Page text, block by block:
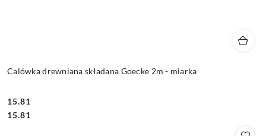
Calówka drewniana składana Goecke 2m - miarka
Cena:
15.81
Cena:
15.81